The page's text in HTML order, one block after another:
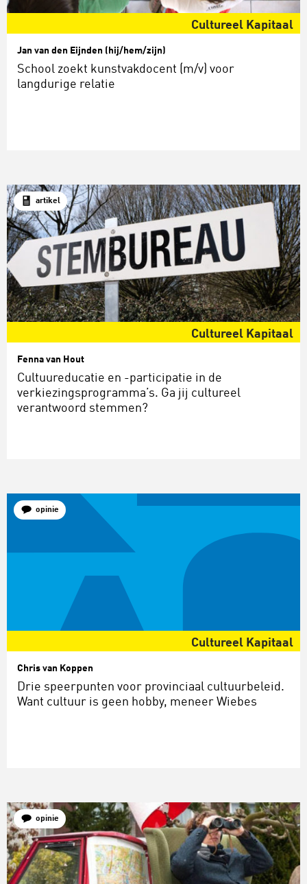
Cultureel Kapitaal
Jan van den Eijnden (hij/hem/zijn)
School zoekt kunstvakdocent (m/v) voor
langdurige relatie
artikel
Cultureel Kapitaal
Fenna van Hout
Cultuureducatie en -participatie in de
verkiezingsprogramma’s. Ga jij cultureel
verantwoord stemmen?
opinie
Cultureel Kapitaal
Chris van Koppen
Drie speerpunten voor provinciaal cultuurbeleid.
Want cultuur is geen hobby, meneer Wiebes
opinie